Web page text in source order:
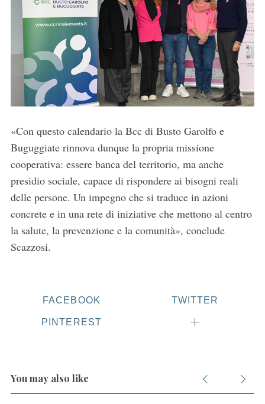
«Con questo calendario la Bcc di Busto Garolfo e
Buguggiate rinnova dunque la propria missione
cooperativa: essere banca del territorio, ma anche
presidio sociale, capace di rispondere ai bisogni reali
delle persone. Un impegno che si traduce in azioni
concrete e in una rete di iniziative che mettono al centro
la salute, la prevenzione e la comunità», conclude
Scazzosi.
FACEBOOK TWITTER
PINTEREST
You may also like